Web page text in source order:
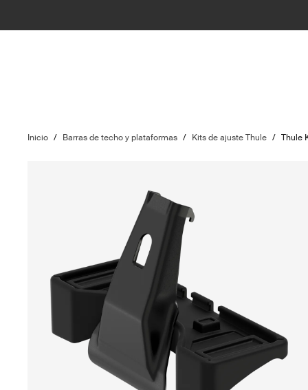
Inicio / Barras de techo y plataformas / Kits de ajuste Thule / Thule